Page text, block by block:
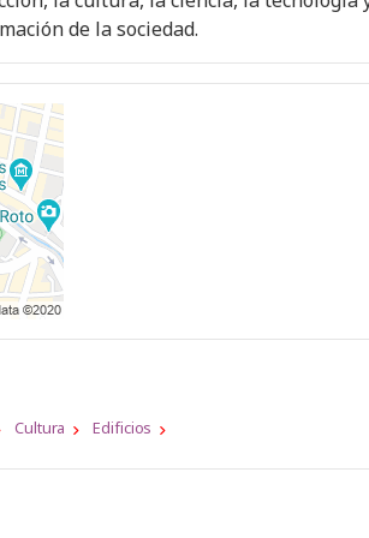
de la sociedad.
Cultura Edificios